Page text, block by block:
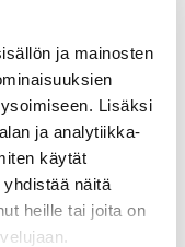
ja mainosten
Lisäksi
ja analytiikka-
käytät
näitä
heille tai joita on